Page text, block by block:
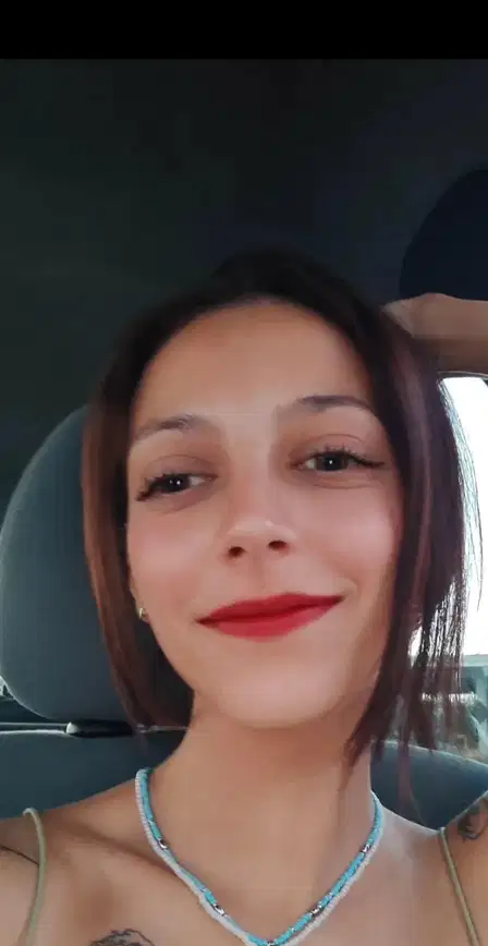
7.Giuliana Fiorentino